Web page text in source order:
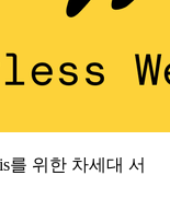
를 위한 차세대 서